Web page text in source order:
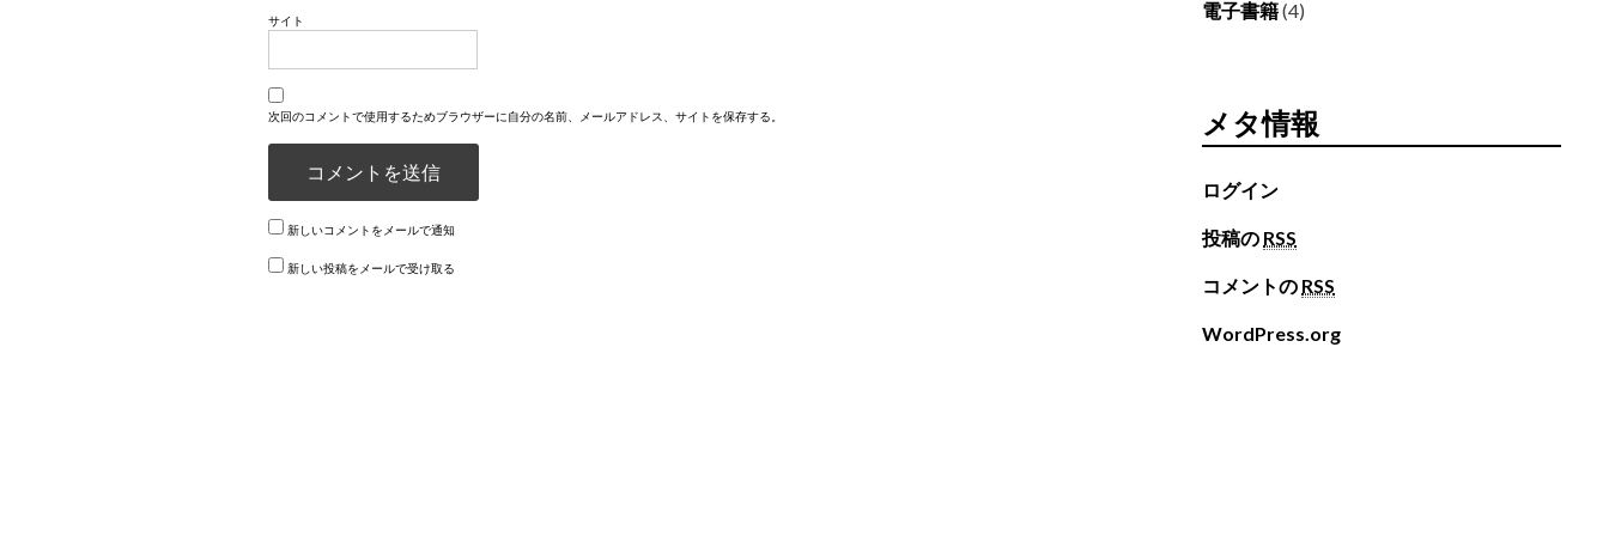
サイト
次回のコメントで使用するためブラウザーに自分の名前、メールアドレス、サイトを保存する。
新しいコメントをメールで通知
新しい投稿をメールで受け取る
電子書籍(4)
メタ情報
ログイン
投稿の RSS
コメントの RSS
WordPress.org